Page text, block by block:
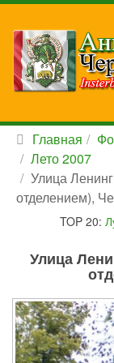
Главная
Лето 2007
Улица
отделением),
TOP 20:
Улица